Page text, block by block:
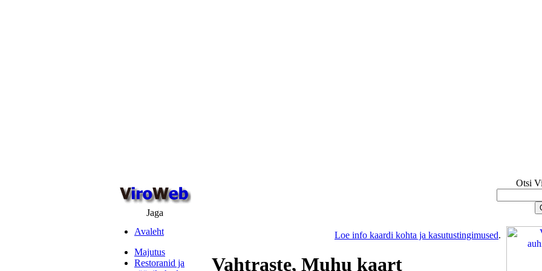
Jaga
Otsi
Avaleht
Majutus
Restoranid ja
Loe info kaardi kohta ja kasutustingimused.
Vahtraste, Muhu kaart